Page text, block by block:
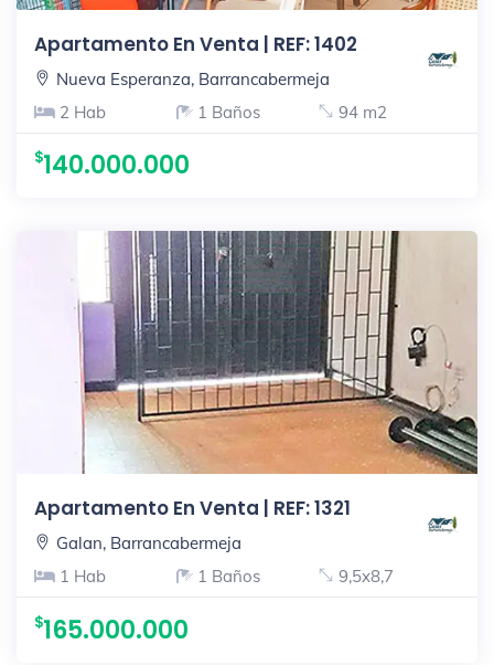
Apartamento En Venta | REF: 1402
Nueva Esperanza, Barrancabermeja
2 Hab
1 Baños 94 m2
140.000.000
Apartamento En Venta | REF: 1321
Galan, Barrancabermeja
1 Hab
1 Baños 9,5x8,7
165.000.000